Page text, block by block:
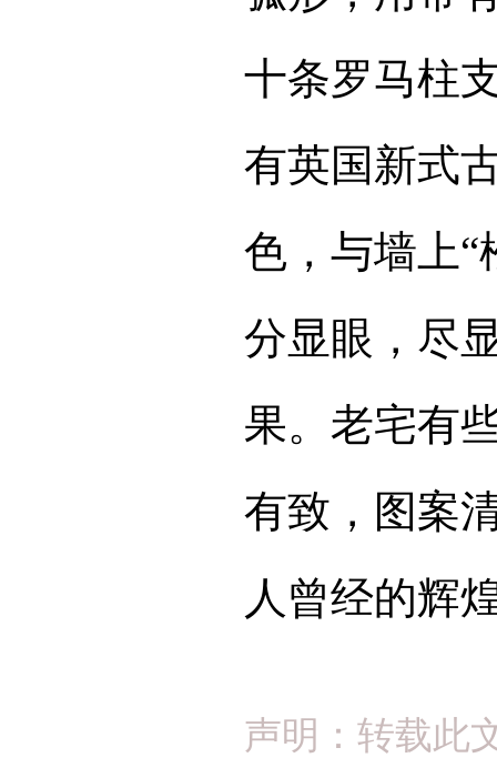
十条罗马柱
有英国新式
色，与墙上“
分显眼，尽
果。老宅有
有致，图案
人曾经的辉
声明：转载此